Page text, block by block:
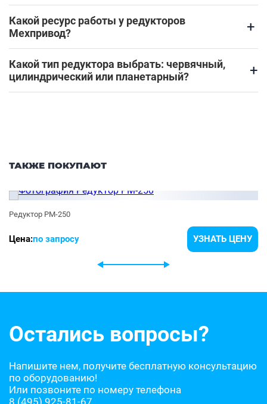
Какой ресурс работы у редукторов
Мехпривод?
+
Какой тип редуктора выбрать: червячный,
цилиндрический или планетарный?
+
ТАКЖЕ ПОКУПАЮТ
Редуктор РМ-250
Цена:по запросу УЗНАТЬ ЦЕНУ
Остались вопросы?
Напишите нем, получите бесплатную консультацию
по оборудованию!
Или позвоните по номеру телефона
8 (495) 925-81-67